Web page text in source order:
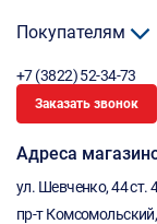
Покупателям
+7 (3822) 52-34-73
Заказать звонок
Адреса
ул. Шевченко, 44 ст.
пр-т Комсомольский,